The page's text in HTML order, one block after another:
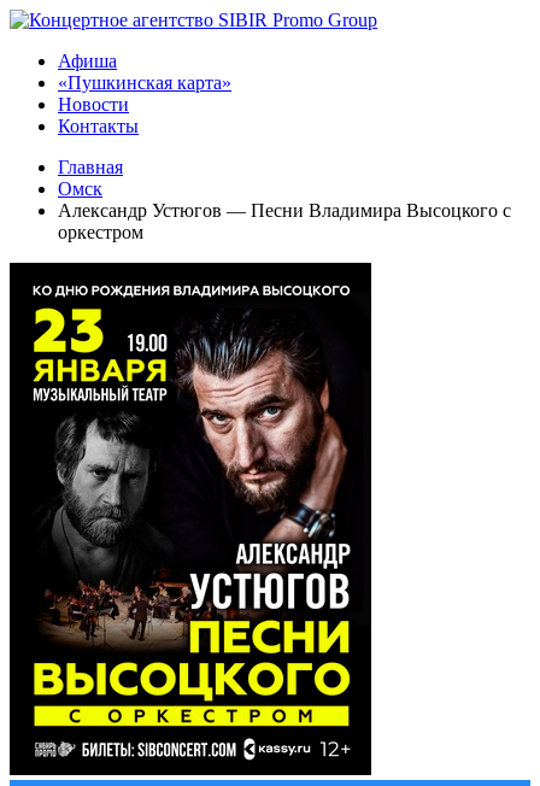
Афиша
«Пушкинская карта»
Новости
Контакты
Главная
Омск
Александр Устюгов — Песни Владимира Высоцкого с
оркестром